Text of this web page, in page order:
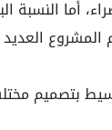
أما
المشروع
بتصميم